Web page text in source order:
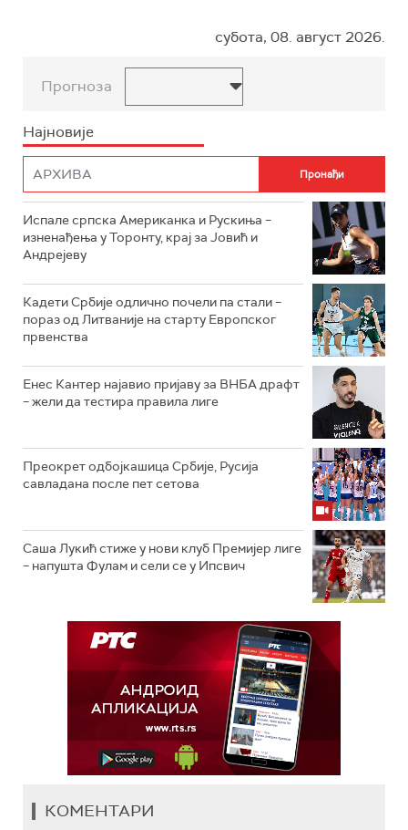
субота, 08. август 2026.
Прогноза
Најновије
Испале српска Американка и Рускиња –
изненађења у Торонту, крај за Јовић и
Андрејеву
Кадети Србије одлично почели па стали –
пораз од Литваније на старту Европског
првенства
Енес Кантер најавио пријаву за ВНБА драфт
– жели да тестира правила лиге
Преокрет одбојкашица Србије, Русија
савладана после пет сетова
Саша Лукић стиже у нови клуб Премијер лиге
– напушта Фулам и сели се у Ипсвич
КОМЕНТАРИ